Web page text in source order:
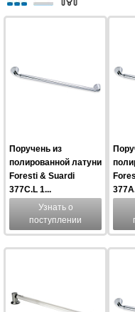
Поручень из
полированной латуни
Foresti & Suardi
377C.L 1...
Узнать о
поступлении